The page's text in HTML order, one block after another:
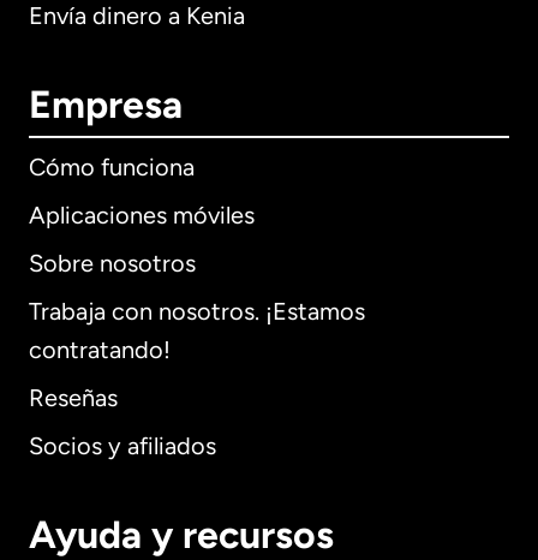
Envía dinero a Kenia
Empresa
Cómo funciona
Aplicaciones móviles
Sobre nosotros
Trabaja con nosotros. ¡Estamos
contratando!
Reseñas
Socios y afiliados
Ayuda y recursos